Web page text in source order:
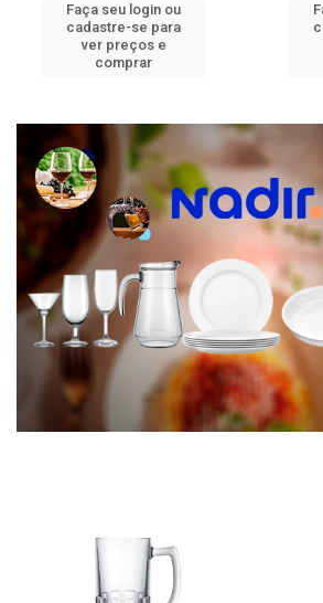
Faça seu login ou
cadastre-se para
ver preços e
comprar